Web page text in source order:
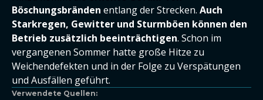
Böschungsbränden entlang der Strecken. Auch
Starkregen, Gewitter und Sturmböen können den
Betrieb zusätzlich beeinträchtigen. Schon im
vergangenen Sommer hatte große Hitze zu
Weichendefekten und in der Folge zu Verspätungen
und Ausfällen geführt.
Verwendete Quellen: